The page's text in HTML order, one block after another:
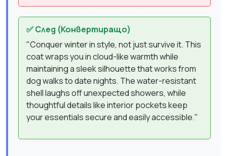
✅ След (Конвертиращо)
"Conquer winter in style, not just survive it. This
coat wraps you in cloud-like warmth while
maintaining a sleek silhouette that works from
dog walks to date nights. The water-resistant
shell laughs off unexpected showers, while
thoughtful details like interior pockets keep
your essentials secure and easily accessible."